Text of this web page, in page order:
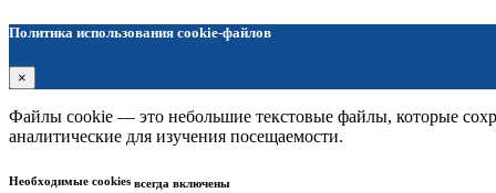
Политика использования cookie-файлов
×
Файлы cookie — это небольшие текстовые файлы, которые
аналитические для изучения посещаемости.
Необходимые cookies всегда включены